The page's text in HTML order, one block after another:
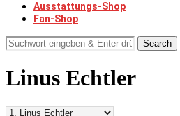
Ausstattungs-Shop
Fan-Shop
Search
Linus Echtler